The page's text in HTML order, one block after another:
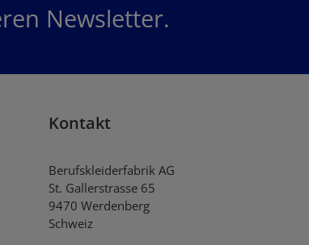
Newsletter.
Kontakt
Berufskleiderfabrik AG
St. Gallerstrasse 65
9470 Werdenberg
Schweiz